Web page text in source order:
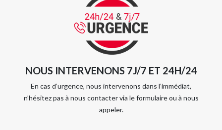
NOUS INTERVENONS 7J/7 ET 24H/24
En cas d’urgence, nous intervenons dans l’immédiat,
n’hésitez pas à nous contacter via le formulaire ou à nous
appeler.